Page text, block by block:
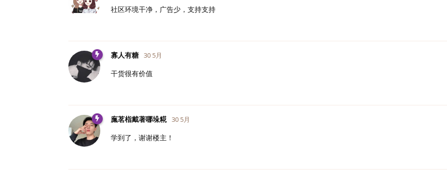
社区环境干净，广告少，支持支持
寡人有糖 30 5月
干货很有价值
廡茗栺戴著哪垛糀 30 5月
学到了，谢谢楼主！